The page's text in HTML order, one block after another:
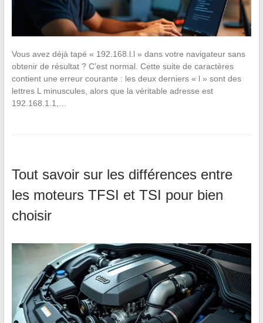
Vous avez déjà tapé « 192.168.l.l » dans votre navigateur sans
obtenir de résultat ? C’est normal. Cette suite de caractères
contient une erreur courante : les deux derniers « l » sont des
lettres L minuscules, alors que la véritable adresse est
192.168.1.1,…
Tout savoir sur les différences entre
les moteurs TFSI et TSI pour bien
choisir